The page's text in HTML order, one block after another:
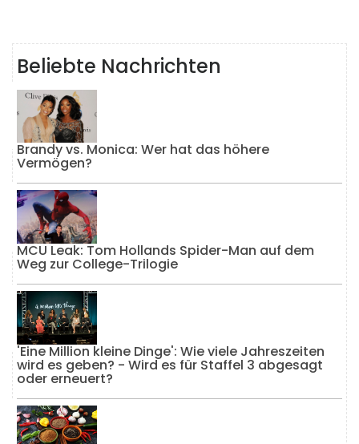
Beliebte Nachrichten
Brandy vs. Monica: Wer hat das höhere
Vermögen?
MCU Leak: Tom Hollands Spider-Man auf dem
Weg zur College-Trilogie
'Eine Million kleine Dinge': Wie viele Jahreszeiten
wird es geben? - Wird es für Staffel 3 abgesagt
oder erneuert?